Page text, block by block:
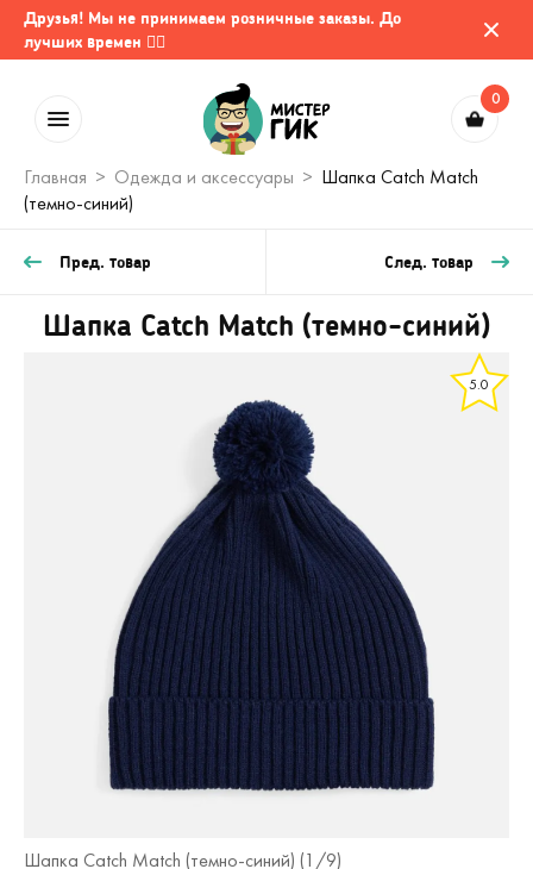
Друзья! Мы не принимаем розничные заказы. До
лучших времен 🤷‍♂️
0
Главная Одежда и аксессуары
Шапка Catch Match
(темно-синий)
Пред. товар След. товар
Шапка Catch Match (темно-синий)
5.0
Шапка Catch Match (темно-синий) (1 /9)